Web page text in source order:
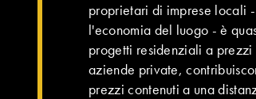
proprietari di imprese locali
l'economia del luogo - è
progetti residenziali a
aziende private,
prezzi contenuti a una